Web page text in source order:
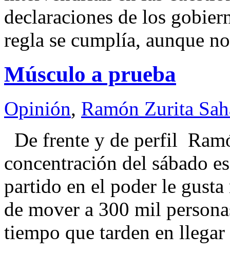
declaraciones de los
regla se cumplía, aunque
Músculo a prueba
Opinión, Ramón Zurita
De frente y de perfil
concentración del sábado
partido en el poder le
de mover a 300 mil
tiempo que tarden en